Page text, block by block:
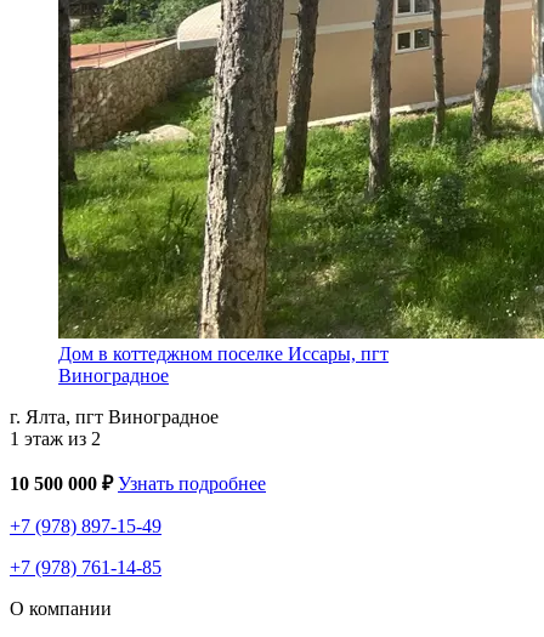
Дом в коттеджном поселке Иссары, пгт
Виноградное
г. Ялта, пгт Виноградное
1 этаж из 2
10 500 000 ₽ Узнать подробнее
+7 (978) 897-15-49
+7 (978) 761-14-85
О компании